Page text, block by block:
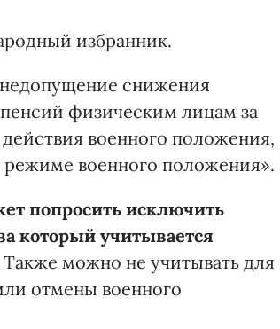
избранник.
недопущение снижения
физическим лицам за
военного положения,
режиме военного положения».
попросить исключить
который учитывается
Также можно не учитывать для
отмены военного